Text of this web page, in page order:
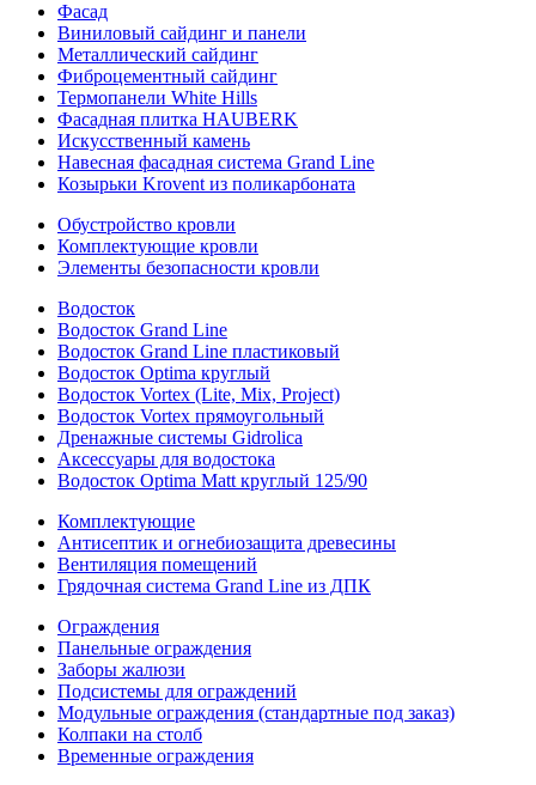
Фасад
Виниловый сайдинг и панели
Металлический сайдинг
Фиброцементный сайдинг
Термопанели White Hills
Фасадная плитка HAUBERK
Искусственный камень
Навесная фасадная система Grand Line
Козырьки Krovent из поликарбоната
Обустройство кровли
Комплектующие кровли
Элементы безопасности кровли
Водосток
Водосток Grand Line
Водосток Grand Line пластиковый
Водосток Optima круглый
Водосток Vortex (Lite, Mix, Project)
Водосток Vortex прямоугольный
Дренажные системы Gidrolica
Аксессуары для водостока
Водосток Optima Matt круглый 125/90
Комплектующие
Антисептик и огнебиозащита древесины
Вентиляция помещений
Грядочная система Grand Line из ДПК
Ограждения
Панельные ограждения
Заборы жалюзи
Подсистемы для ограждений
Модульные ограждения (стандартные под заказ)
Колпаки на столб
Временные ограждения